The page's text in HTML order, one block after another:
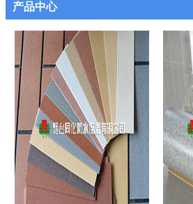
产品中心